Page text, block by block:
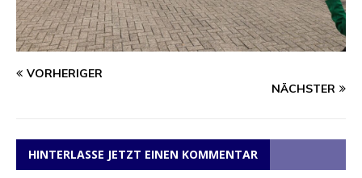
VORHERIGER
NÄCHSTER
HINTERLASSE JETZT EINEN KOMMENTAR